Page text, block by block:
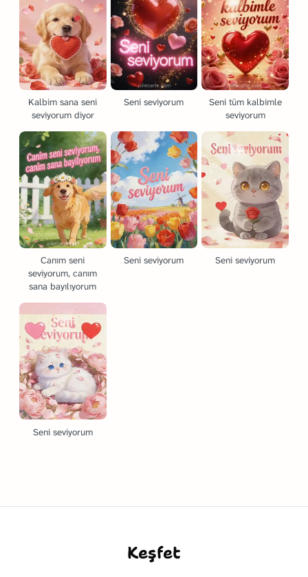
Kalbim sana seni
seviyorum diyor
Seni seviyorum
Seni tüm kalbimle
seviyorum
Canım seni
seviyorum, canım
sana bayılıyorum
Seni seviyorum Seni seviyorum
Seni seviyorum
Keşfet